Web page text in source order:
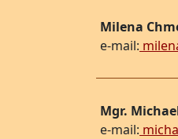
Milena
e-mail:
Mgr.
e-mail: